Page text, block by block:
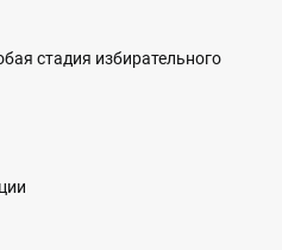
стадия избирательного